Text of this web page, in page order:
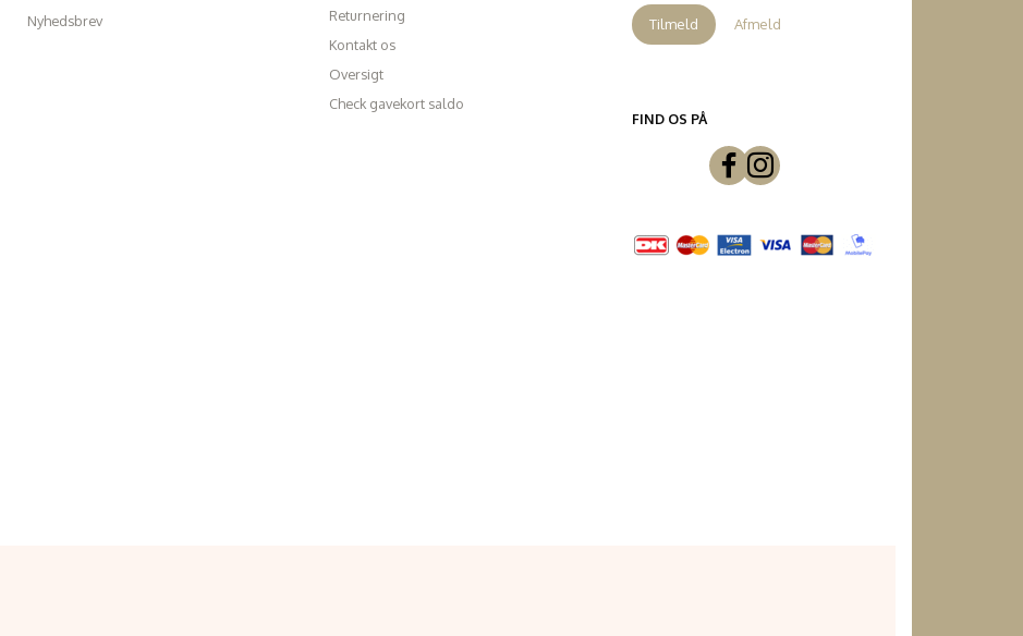
Nyhedsbrev
Returnering
Kontakt os
Oversigt
Check gavekort saldo
Tilmeld Afmeld
FIND OS PÅ